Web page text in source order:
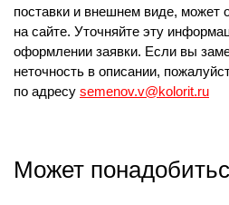
поставки и внешнем виде, может
на сайте. Уточняйте эту
оформлении заявки. Если вы
неточность в описании,
по адресу semenov.v@kolorit.ru
Может